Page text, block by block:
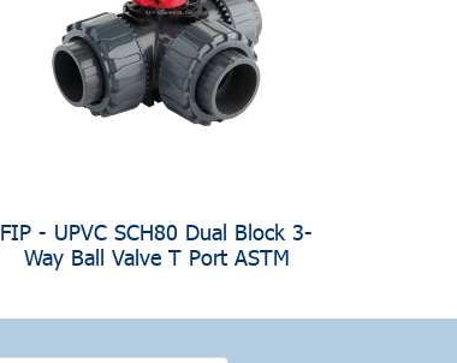
FIP - UPVC SCH80 Dual Block 3-
Way Ball Valve T Port ASTM